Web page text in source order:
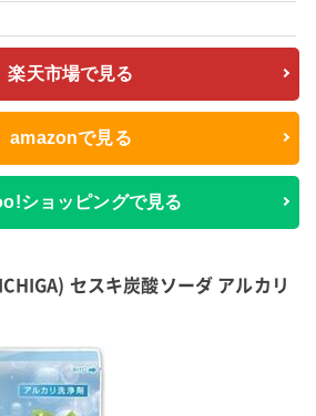
楽天市場で見る
amazonで見る
ショッピングで見る
セスキ炭酸ソーダ アルカリ